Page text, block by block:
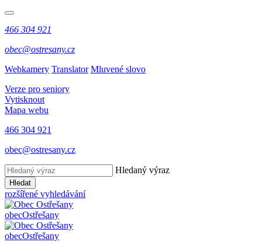
466 304 921
obec@ostresany.cz
Webkamery Translator Mluvené slovo
Verze pro seniory
Vytisknout
Mapa webu
466 304 921
obec@ostresany.cz
Hledaný výraz
Hledat
rozšířené vyhledávání
obecOstřešany
obecOstřešany